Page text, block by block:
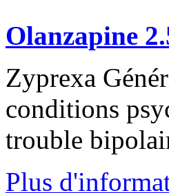
Olanzapine
Zyprexa
conditions
trouble
Plus